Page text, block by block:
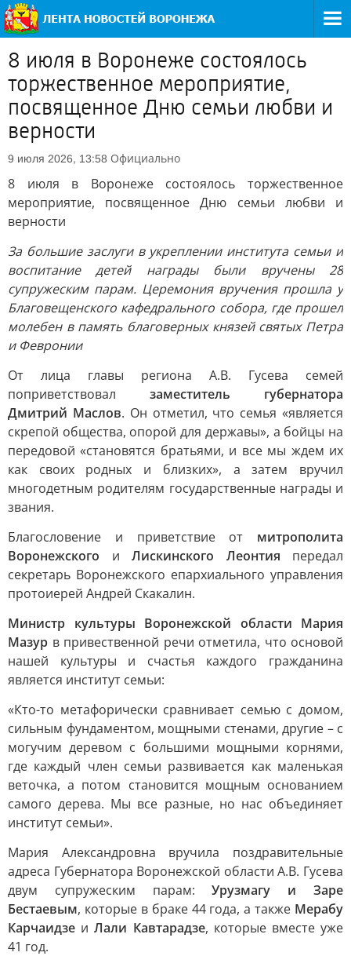
8 июля в Воронеже состоялось
торжественное мероприятие,
посвященное Дню семьи любви и
верности
9 июля 2026, 13:58 Официально
8 июля в Воронеже состоялось торжественное
мероприятие, посвященное Дню семьи любви и
верности
За большие заслуги в укреплении института семьи и
воспитание детей награды были вручены 28
супружеским парам. Церемония вручения прошла у
Благовещенского кафедрального собора, где прошел
молебен в память благоверных князей святых Петра
и Февронии
От лица главы региона А.В. Гусева семей
поприветствовал заместитель губернатора
Дмитрий Маслов. Он отметил, что семья «является
скрепой общества, опорой для державы», а бойцы на
передовой «становятся братьями, и все мы ждем их
как своих родных и близких», а затем вручил
многодетным родителям государственные награды и
звания.
Благословение и приветствие от митрополита
Воронежского и Лискинского Леонтия передал
секретарь Воронежского епархиального управления
протоиерей Андрей Скакалин.
Министр культуры Воронежской области Мария
Мазур в привественной речи отметила, что основой
нашей культуры и счастья каждого гражданина
является институт семьи:
«Кто-то метафорически сравнивает семью с домом,
сильным фундаментом, мощными стенами, другие – с
могучим деревом с большими мощными корнями,
где каждый член семьи развивается как маленькая
веточка, а потом становится мощным основанием
самого дерева. Мы все разные, но нас объединяет
институт семьи».
Мария Александровна вручила поздравительные
адреса Губернатора Воронежской области А.В. Гусева
двум супружеским парам:Урузмагу и Заре
Бестаевым, которые в браке 44 года, а также Мерабу
Карчаидзе иЛали Кавтарадзе, которые вместе уже
41 год.